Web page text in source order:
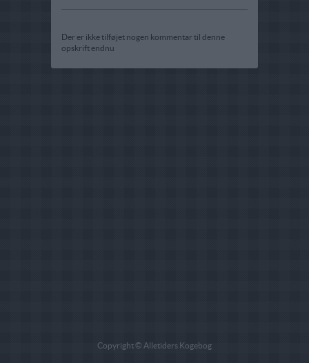
Der er ikke tilføjet nogen kommentar til denne
opskrift endnu
Copyright © Alletiders Kogebog